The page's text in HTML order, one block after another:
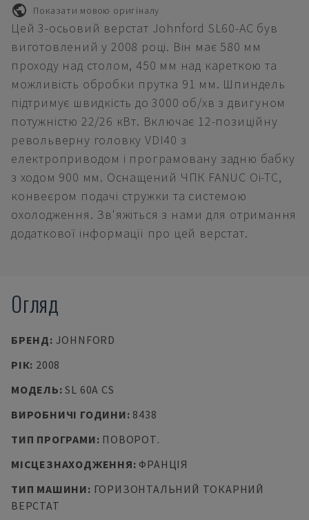
Показати мовою оригіналу
Цей 3-осьовий верстат Johnford SL60-AC був
виготовлений у 2008 році. Він має 580 мм
проходу над столом, 450 мм над кареткою та
можливість обробки прутка 91 мм. Шпиндель
підтримує швидкість до 3000 об/хв з двигуном
потужністю 22/26 кВт. Включає 12-позиційну
револьверну головку VDI40 з
електроприводом і програмовану задню бабку
з ходом 900 мм. Оснащений ЧПК FANUC Oi-TC,
конвеєром подачі стружки та системою
охолодження. Зв'яжіться з нами для отримання
додаткової інформації про цей верстат.
Огляд
БРЕНД: JOHNFORD
РІК: 2008
МОДЕЛЬ:SL 60A CS
ВИРОБНИЧІ ГОДИНИ: 8438
ТИП ПРОГРАМИ: ПОВОРОТ.
МІСЦЕЗНАХОДЖЕННЯ: ФРАНЦІЯ
ТИП МАШИНИ: ГОРИЗОНТАЛЬНИЙ ТОКАРНИЙ
ВЕРСТАТ